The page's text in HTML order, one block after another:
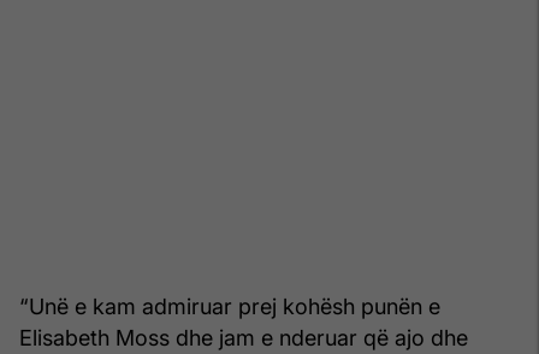
“Unë e kam admiruar prej kohësh punën e
Elisabeth Moss dhe jam e nderuar që ajo dhe